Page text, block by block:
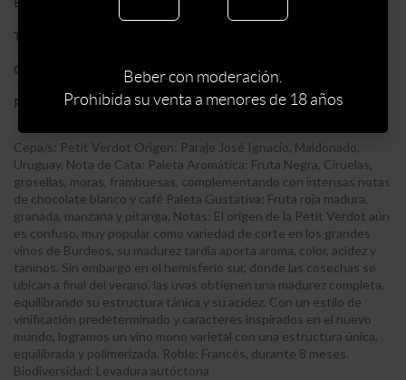
TIPO DE VINO
CEPA PETIT VERDOT
PAIS URUGUAY
Cepa/s: Petit Verdot Origen: Paraje José Ignacio, Maldonado,
Uruguay. Nota de Cata: Paleta Aromática: Fruta Negra, Ciruelas,
grosellas, moras, frambuesas, complementando con intensas notas
de chocolate blanco y café Paleta Gustativa: Fruta roja madura,
granada, manzana y pitanga. Notas: El origen de la Petit Verdot aún
es confuso, muy popular como variedad de corte en los grandes
vinos de Burdeos, su madurez tardía aporta aroma, color, acidez y
taninos. Sin embargo en el hemisferio sur, donde las cosechas se
ubican a final del verano, las uvas obtienen una madurez completa,
equilibrando su estructura tánica y su acidez. Con un estilo de
vinificación predeterminado y caracteres inspirados en el nuevo
mundo, logramos un vino mono varietal con una estructura única,
equilibrada y polimerizada. Roble: Francés, durante 8 meses.
Biodiversidad: Levadura autóctona
Beber con moderación.
Prohibida su venta a menores de 18 años